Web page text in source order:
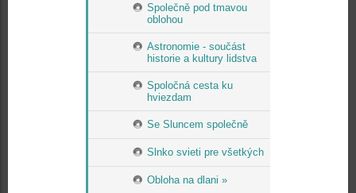
Společně pod tmavou
oblohou
Astronomie - součást
historie a kultury lidstva
Spoločná cesta ku
hviezdam
Se Sluncem společně
Slnko svieti pre všetkých
Obloha na dlani »